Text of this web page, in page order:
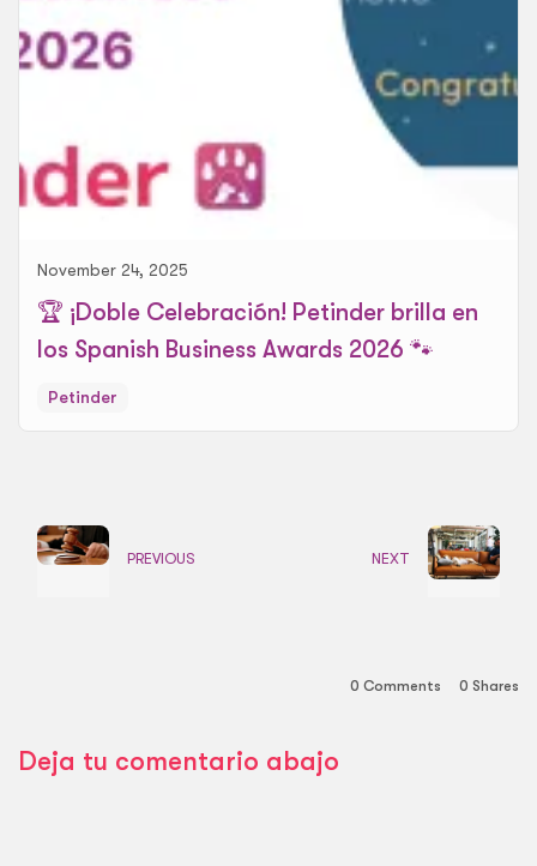
November 24, 2025
🏆 ¡Doble Celebración! Petinder brilla en
los Spanish Business Awards 2026 🐾
Petinder
PREVIOUS NEXT
0 Comments 0 Shares
Deja tu comentario abajo